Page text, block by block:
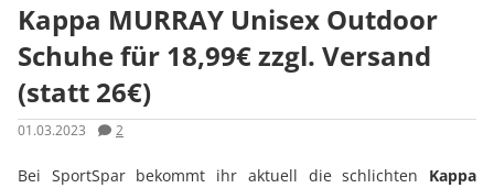
Kappa MURRAY Unisex Outdoor
Schuhe für 18,99€ zzgl. Versand
(statt 26€)
01.03.2023 2
Bei SportSpar bekommt ihr aktuell die schlichten Kappa